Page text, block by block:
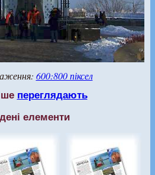
600:800 піксел
переглядають
елементи